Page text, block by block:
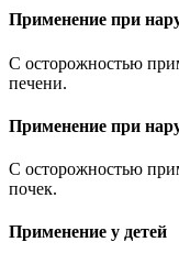
Применение при
С осторожностью
печени.
Применение при
С осторожностью
почек.
Применение у детей